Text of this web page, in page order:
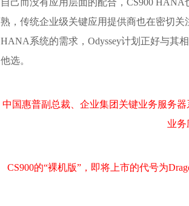
自己而没有应用层面的配合，CS900
熟，传统企业级关键应用提供商也在密切
HANA系统的需求，Odyssey计划正好与其
他选。
中国惠普副总裁、企业集团关键业务服务
业
CS900的“裸机版”，即将上市的代号为